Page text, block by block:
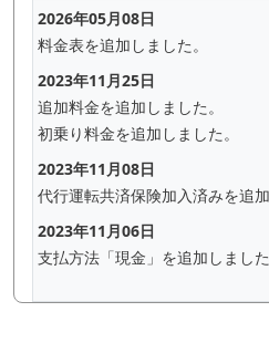
2026年05月08日
料金表を追加しました。
2023年11月25日
追加料金を追加しました。
初乗り料金を追加しました。
2023年11月08日
代行運転共済保険加入済みを追加
2023年11月06日
支払方法「現金」を追加しました